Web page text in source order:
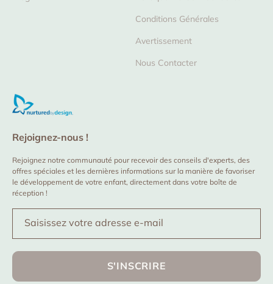
Conditions Générales
Avertissement
Nous Contacter
Rejoignez-nous !
Rejoignez notre communauté pour recevoir des conseils d'experts, des
offres spéciales et les dernières informations sur la manière de favoriser
le développement de votre enfant, directement dans votre boîte de
réception !
Saisissez votre adresse e-mail
S'INSCRIRE